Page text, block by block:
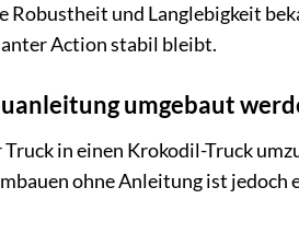
Robustheit und Langlebigkeit
Action stabil bleibt.
umgebaut
in einen Krokodil-Truck
ohne Anleitung ist